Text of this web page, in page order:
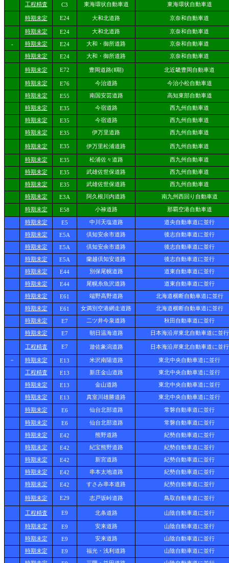
工程精査 C3 東海環状自動車道 東海環状自動車道
時期未定 E24 大和北道路 京奈和自動車道
時期未定 E24 大和北道路 京奈和自動車道
- 時期未定 E24 大和・御所道路 京奈和自動車道
時期未定 E24 大和・御所道路 京奈和自動車道
時期未定 E72 豊岡道路(Ⅱ期) 北近畿豊岡自動車道
時期未定 E76 今治道路 今治小松自動車道
時期未定 E55 南国安芸道路 高知東部自動車道
時期未定 E35 今宿道路 西九州自動車道
時期未定 E35 今宿道路 西九州自動車道
時期未定 E35 伊万里道路 西九州自動車道
時期未定 E35 伊万里松浦道路 西九州自動車道
時期未定 E35 松浦佐々道路 西九州自動車道
時期未定 E35 武雄佐世保道路 西九州自動車道
時期未定 E35 武雄佐世保道路 西九州自動車道
時期未定 E3A 阿久根川内道路 南九州西回り自動車道
時期未定 E58 小禄道路 那覇空港自動車道
時期未定 E5 中川天塩道路 道央自動車道に並行
時期未定 E5A 倶知安余市道路 後志自動車道に並行
時期未定 E5A 倶知安余市道路 後志自動車道に並行
時期未定 E5A 蘭越倶知安道路 後志自動車道に並行
時期未定 E44 別保尾幌道路 道東自動車道に並行
時期未定 E44 尾幌糸魚沢道路 道東自動車道に並行
時期未定 E61 端野高野道路 北海道横断自動車道に並行
時期未定 E61 女満別空港網走道路 北海道横断自動車道に並行
時期未定 E7 二ツ井今泉道路 秋田自動車道に並行
時期未定 E7 朝日温海道路 日本海沿岸東北自動車道に並行
工程精査 E7 遊佐象潟道路 日本海沿岸東北自動車道に並行
－ 時期未定 E13 米沢南陽道路 東北中央自動車道に並行
工程精査 E13 新庄金山道路 東北中央自動車道に並行
時期未定 E13 金山道路 東北中央自動車道に並行
時期未定 E13 真室川雄勝道路 東北中央自動車道に並行
時期未定 E6 仙台北部道路 常磐自動車道に並行
時期未定 E6 仙台北部道路 常磐自動車道に並行
時期未定 E42 熊野道路 紀勢自動車道に並行
時期未定 E42 紀宝熊野道路 紀勢自動車道に並行
時期未定 E42 新宮道路 紀勢自動車道に並行
時期未定 E42 串本太地道路 紀勢自動車道に並行
時期未定 E42 すさみ串本道路 紀勢自動車道に並行
時期未定 E29 志戸坂峠道路 鳥取自動車道に並行
工程精査 E9 北条道路 山陰自動車道に並行
時期未定 E9 安来道路 山陰自動車道に並行
時期未定 E9 安来道路 山陰自動車道に並行
時期未定 E9 福光・浅利道路 山陰自動車道に並行